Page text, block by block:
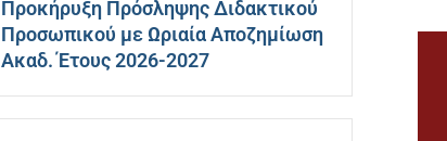
Προκήρυξη Πρόσληψης Διδακτικού
Προσωπικού με Ωριαία Αποζημίωση
Ακαδ. Έτους 2026-2027